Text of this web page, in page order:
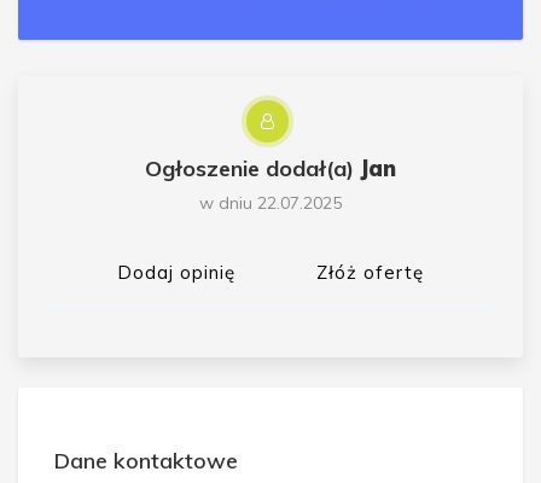
Ogłoszenie dodał(a) Jan
w dniu 22.07.2025
Dodaj opinię Złóż ofertę
Dane kontaktowe